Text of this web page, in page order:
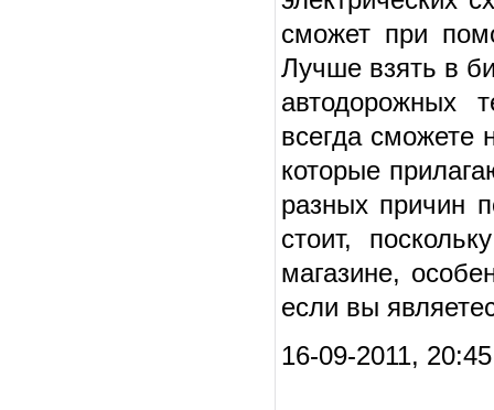
сможет при
Лучше взять в
автодорожных
всегда сможете
которые
разных причин
стоит,
магазине,
если вы
16-09-2011,